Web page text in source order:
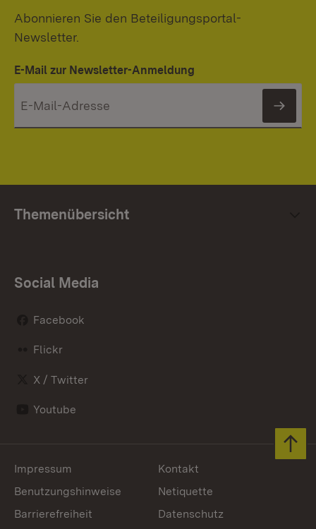
Abonnieren Sie den Beteiligungsportal-
Newsletter.
E-Mail zur Newsletter-Anmeldung
Themenübersicht
Social Media
Facebook
Flickr
X / Twitter
Youtube
Impressum
Kontakt
Benutzungshinweise
Netiquette
Barrierefreiheit
Datenschutz